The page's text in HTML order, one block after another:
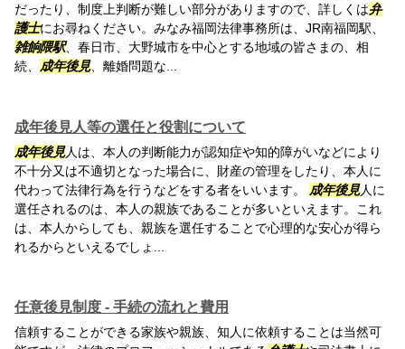
だったり、制度上判断が難しい部分がありますので、詳しくは弁
護士にお尋ねください。みなみ福岡法律事務所は、JR南福岡駅、
雑餉隈駅、春日市、大野城市を中心とする地域の皆さまの、相
続、 成年後見、離婚問題な...
成年後見人等の選任と役割について
成年後見人は、本人の判断能力が認知症や知的障がいなどにより
不十分又は不適切となった場合に、財産の管理をしたり、本人に
代わって法律行為を行うなどをする者をいいます。 成年後見人に
選任されるのは、本人の親族であることが多いといえます。これ
は、本人からしても、親族を選任することで心理的な安心が得ら
れるからといえるでしょ...
任意後見制度 - 手続の流れと費用
信頼することができる家族や親族、知人に依頼することは当然可